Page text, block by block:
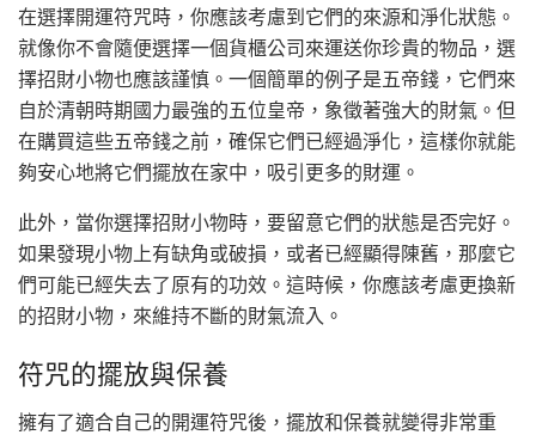
在選擇開運符咒時，你應該考慮到它們的來源和淨化狀態。
就像你不會隨便選擇一個貨櫃公司來運送你珍貴的物品，選
擇招財小物也應該謹慎。一個簡單的例子是五帝錢，它們來
自於清朝時期國力最強的五位皇帝，象徵著強大的財氣。但
在購買這些五帝錢之前，確保它們已經過淨化，這樣你就能
夠安心地將它們擺放在家中，吸引更多的財運。
此外，當你選擇招財小物時，要留意它們的狀態是否完好。
如果發現小物上有缺角或破損，或者已經顯得陳舊，那麼它
們可能已經失去了原有的功效。這時候，你應該考慮更換新
的招財小物，來維持不斷的財氣流入。
符咒的擺放與保養
擁有了適合自己的開運符咒後，擺放和保養就變得非常重